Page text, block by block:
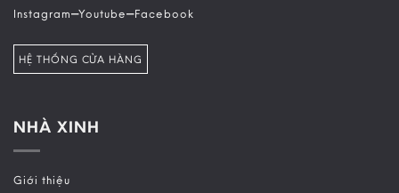
Instagram–Youtube–Facebook
HỆ THỐNG CỬA HÀNG
NHÀ XINH
Giới thiệu